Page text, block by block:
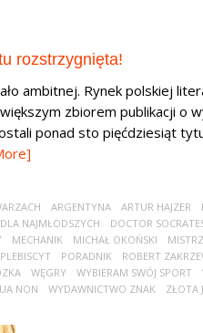
rozstrzygnięta!
ambitnej. Rynek polskiej
zbiorem publikacji o
ponad sto pięćdziesiąt
ARGENTYNA ARTUR HAJZER
DLA NAJMŁODSZYCH DOCTOR
MECHANIK MICHAŁ OKOŃSKI
PLEBISCYT PORADNIK
ROBERT
WĘGRY WYBIERAM SWÓJ SPORT
NON WYDAWNICTWO ZNAK ZŁOTA